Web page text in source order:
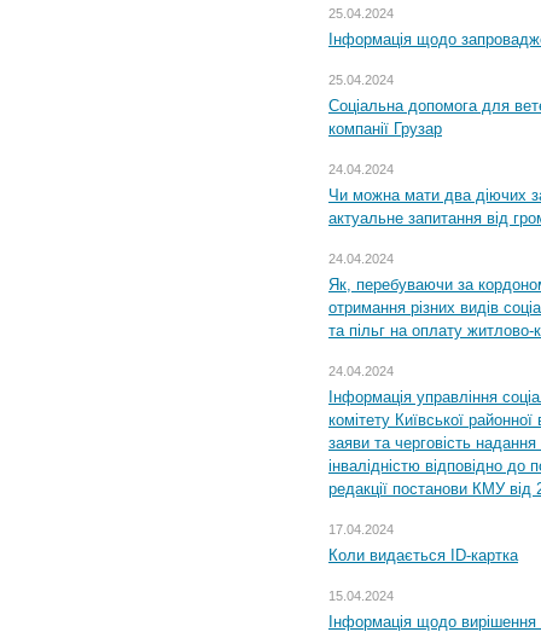
25.04.2024
Інформація щодо
25.04.2024
Соціальна допомога для
компанії Грузар
24.04.2024
Чи можна мати два діючих
актуальне запитання від
24.04.2024
Як, перебуваючи за
отримання різних видів
та пільг на оплату
24.04.2024
Інформація управління
комітету Київської
заяви та черговість надання
інвалідністю відповідно
редакції постанови КМУ
17.04.2024
Коли видається ID-картка
15.04.2024
Інформація щодо